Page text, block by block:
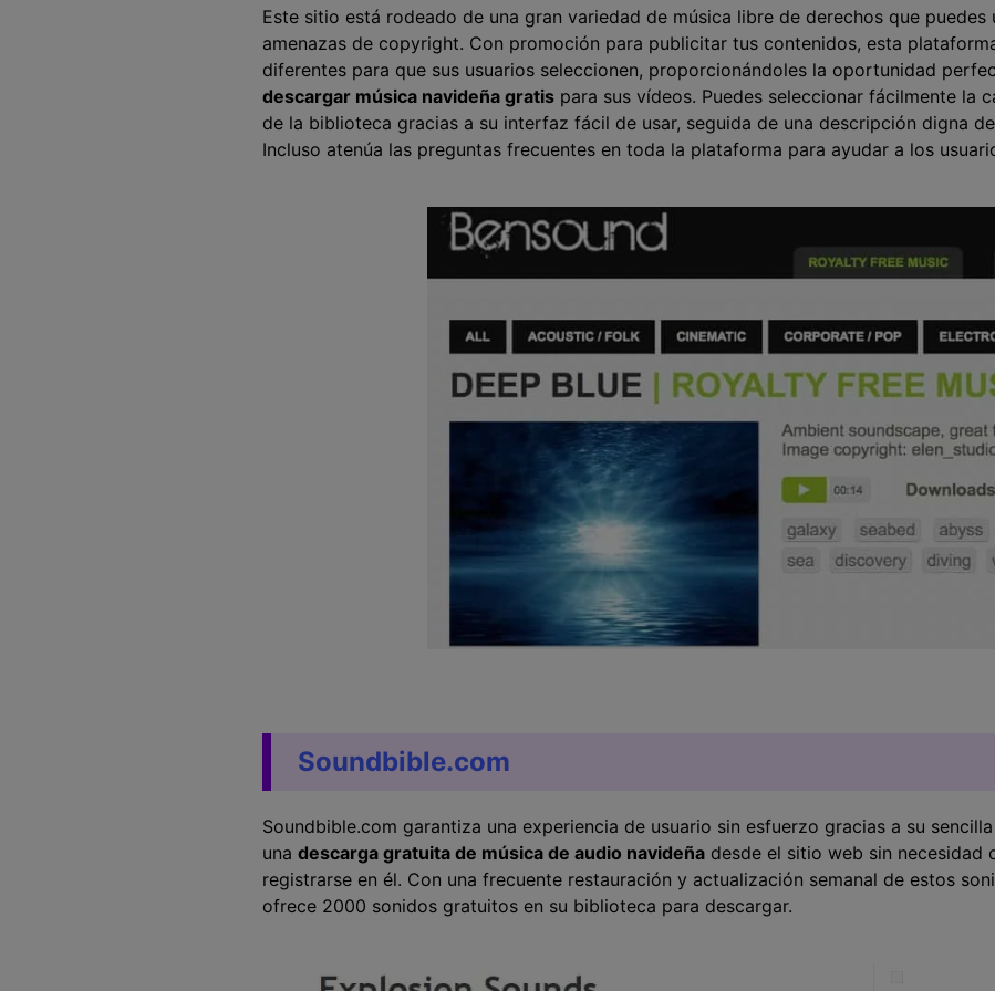
Este sitio está rodeado de una gran variedad de música libre de derechos que
amenazas de copyright. Con promoción para publicitar tus contenidos, esta
diferentes para que sus usuarios seleccionen, proporcionándoles la oportunidad
descargar música navideña gratis para sus vídeos. Puedes seleccionar fácilmente la
de la biblioteca gracias a su interfaz fácil de usar, seguida de una descripción digna
Incluso atenúa las preguntas frecuentes en toda la plataforma para ayudar a los
Soundbible.com
Soundbible.com garantiza una experiencia de usuario sin esfuerzo gracias a su
una descarga gratuita de música de audio navideña desde el sitio web sin necesidad
registrarse en él. Con una frecuente restauración y actualización semanal de estos
ofrece 2000 sonidos gratuitos en su biblioteca para descargar.